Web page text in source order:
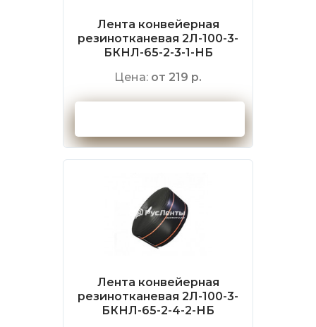
Лента конвейерная
резинотканевая 2Л-100-3-
БКНЛ-65-2-3-1-НБ
Цена: от 219 р.
Лента конвейерная
резинотканевая 2Л-100-3-
БКНЛ-65-2-4-2-НБ